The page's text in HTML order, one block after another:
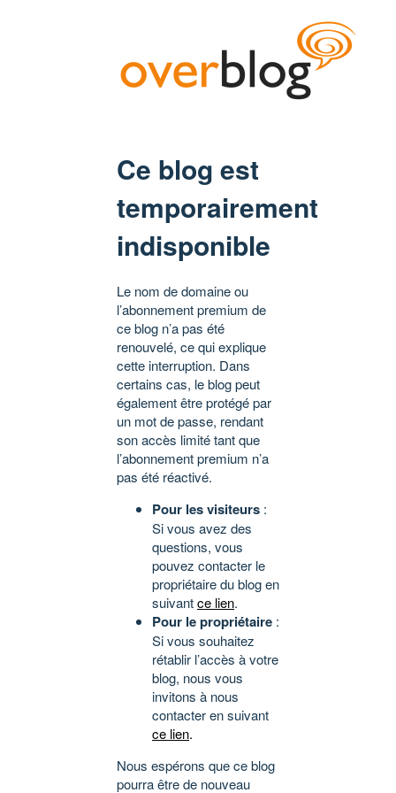
Ce blog est
temporairement
indisponible
Le nom de domaine ou
l’abonnement premium de
ce blog n’a pas été
renouvelé, ce qui explique
cette interruption. Dans
certains cas, le blog peut
également être protégé par
un mot de passe, rendant
son accès limité tant que
l’abonnement premium n’a
pas été réactivé.
Pour les visiteurs :
Si vous avez des
questions, vous
pouvez contacter le
propriétaire du blog en
suivantce lien.
Pour le propriétaire :
Si vous souhaitez
rétablir l’accès à votre
blog, nous vous
invitons à nous
contacter en suivant
ce lien.
Nous espérons que ce blog
pourra être de nouveau